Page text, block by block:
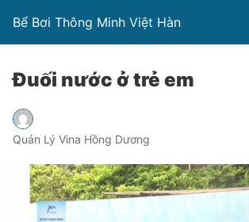
Bể Bơi Thông Minh Việt Hàn
Đuối nước ở trẻ em
Quản Lý Vina Hồng Dương